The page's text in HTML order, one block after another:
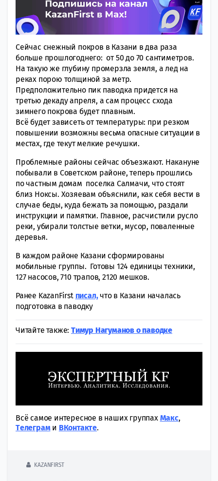
Сейчас снежный покров в Казани в два раза
больше прошлогоднего: от 50 до 70 сантиметров.
На такую же глубину промерзла земля, а лед на
реках порою толщиной за метр.
Предположительно пик паводка придется на
третью декаду апреля, а сам процесс схода
зимнего покрова будет плавным.
Всё будет зависеть от температуры: при резком
повышении возможны весьма опасные ситуации в
местах, где текут мелкие речушки.
Проблемные районы сейчас объезжают. Накануне
побывали в Советском районе, теперь прошлись
по частным домам поселка Салмачи, что стоят
близ Ноксы. Хозяевам объяснили, как себя вести в
случае беды, куда бежать за помощью, раздали
инструкции и памятки. Главное, расчистили русло
реки, убирали толстые ветки, мусор, поваленные
деревья.
В каждом районе Казани сформированы
мобильные группы. Готовы 124 единицы техники,
127 насосов, 710 трапов, 2120 мешков.
Ранее KazanFirst писал,что в Казани началась
подготовка в паводку
Читайте также: Тимур Нагуманов о паводке
Всё самое интересное в наших группах Макс,
Tелеграми ВКонтакте.
KAZANFIRST